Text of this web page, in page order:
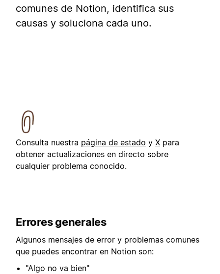
comunes de Notion, identifica sus
causas y soluciona cada uno.
Consulta nuestra página de estado y X para
obtener actualizaciones en directo sobre
cualquier problema conocido.
Errores generales
Algunos mensajes de error y problemas comunes
que puedes encontrar en Notion son:
"Algo no va bien"